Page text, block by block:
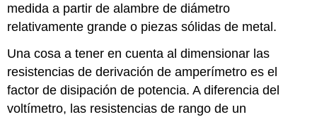
medida a partir de alambre de diámetro
relativamente grande o piezas sólidas de metal.
Una cosa a tener en cuenta al dimensionar las
resistencias de derivación de amperímetro es el
factor de disipación de potencia. A diferencia del
voltímetro, las resistencias de rango de un